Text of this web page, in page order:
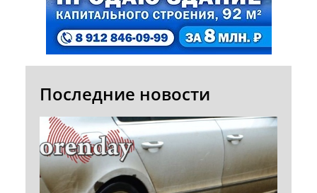
Последние новости